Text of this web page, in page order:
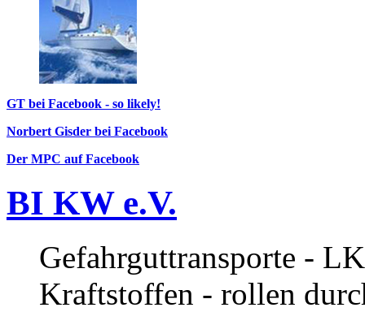
GT bei Facebook - so likely!
Norbert Gisder bei Facebook
Der MPC auf Facebook
BI KW e.V.
Gefahrguttransporte -
Kraftstoffen - rollen